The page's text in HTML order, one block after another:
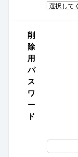
削
除
用
パ
ス
ワ
ー
ド